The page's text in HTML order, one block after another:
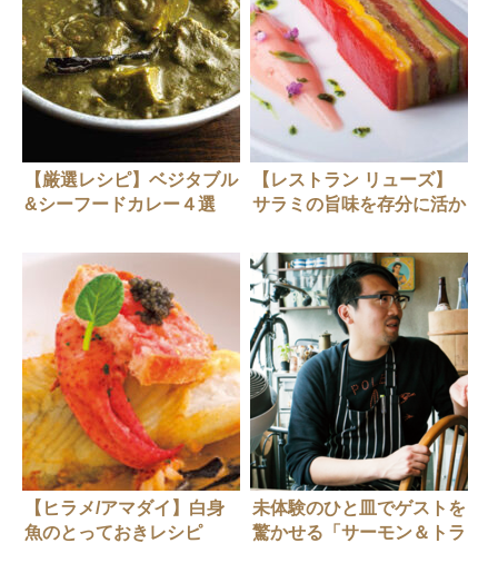
【厳選レシピ】ベジタブル
&シーフードカレー４選
【レストラン リューズ】
サラミの旨味を存分に活か
【ヒラメ/アマダイ】白身
魚のとっておきレシピ
未体験のひと皿でゲストを
驚かせる「サーモン＆トラ